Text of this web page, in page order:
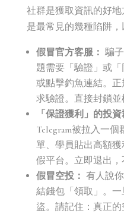
社群是獲取資訊的好
是最常見的幾種陷阱，
假冒官方客服： 騙
題需要「驗證」或
或點擊釣魚連結。
求驗證。直接封鎖並
「保證獲利」的投資
Telegram被拉入一
單、學員貼出高額
假平台。立即退出，
假冒空投： 有人說
結錢包「領取」。
盜。請記住：真正